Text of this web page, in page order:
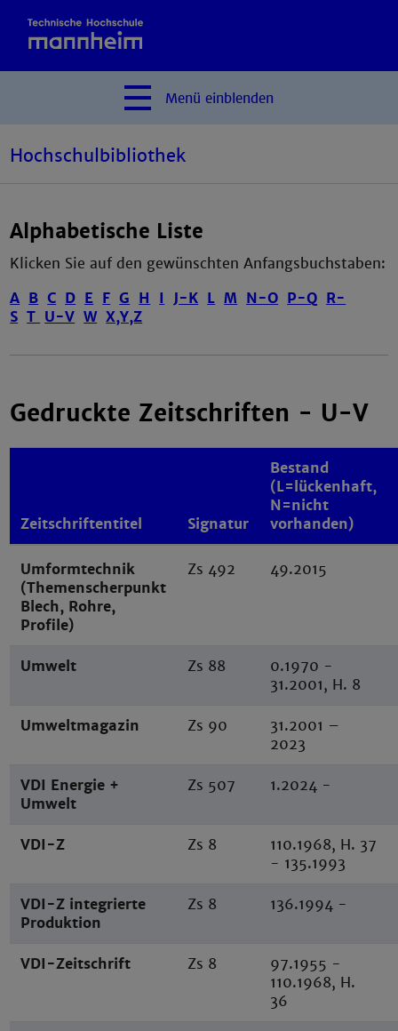
Menü einblenden
Hochschulbibliothek
Alphabetische Liste
Klicken Sie auf den gewünschten Anfangsbuchstaben:
A B C D E F G H I J-K L M N-O P-Q R-
S T U-V W X,Y,Z
Gedruckte Zeitschriften - U-V
Zeitschriftentitel Signatur
Bestand
(L=lückenhaft,
N=nicht
vorhanden)
Umformtechnik
(Themenscherpunkt
Blech, Rohre,
Profile)
Zs 492 49.2015
Umwelt Zs 88
0.1970 -
31.2001, H. 8
Umweltmagazin Zs 90
31.2001 –
2023
VDI Energie +
Umwelt
Zs 507 1.2024 -
VDI-Z Zs 8
110.1968, H. 37
- 135.1993
VDI-Z integrierte
Produktion
Zs 8 136.1994 -
VDI-Zeitschrift Zs 8
97.1955 -
110.1968, H.
36